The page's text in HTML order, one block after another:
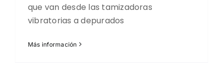
que van desde las tamizadoras
vibratorias a depurados
Más información